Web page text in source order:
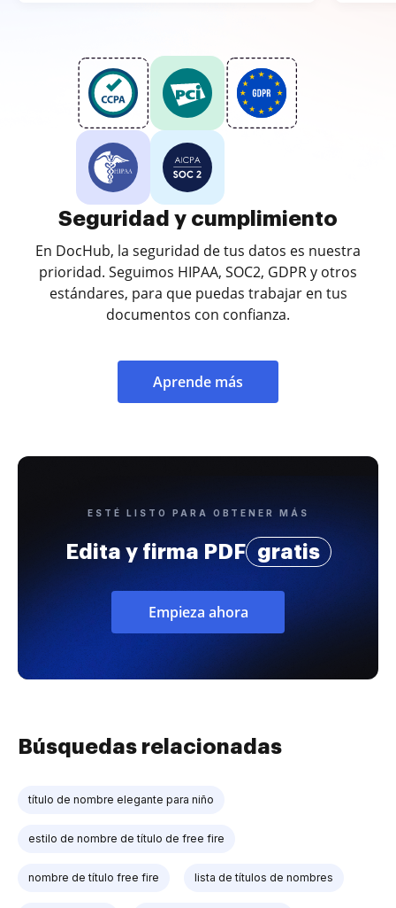
Seguridad y cumplimiento
En DocHub, la seguridad de tus datos es nuestra
prioridad. Seguimos HIPAA, SOC2, GDPR y otros
estándares, para que puedas trabajar en tus
documentos con confianza.
Aprende más
ESTÉ LISTO PARA OBTENER MÁS
Edita y firma PDF gratis
Empieza ahora
Búsquedas relacionadas
título de nombre elegante para niño
estilo de nombre de título de free fire
nombre de título free fire lista de títulos de nombres